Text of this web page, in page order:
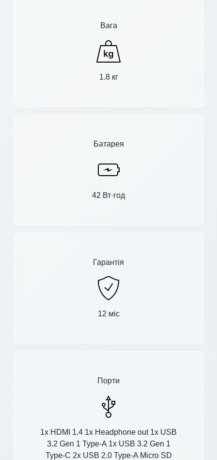
Вага
1.8 кг
Батарея
42 Вт·год
Гарантія
12 міс
Порти
1x HDMI 1.4 1x Headphone out 1x USB
3.2 Gen 1 Type-A 1x USB 3.2 Gen 1
Type-C 2x USB 2.0 Type-A Micro SD